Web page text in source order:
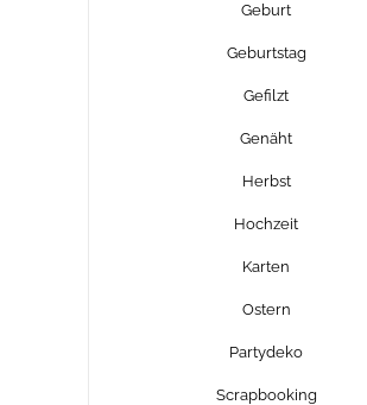
Geburt
Geburtstag
Gefilzt
Genäht
Herbst
Hochzeit
Karten
Ostern
Partydeko
Scrapbooking